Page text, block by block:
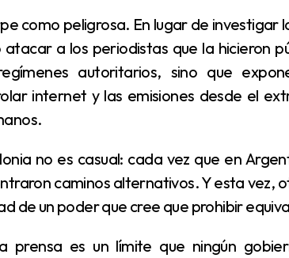
a los periodistas que la hicieron
autoritarios, sino que
internet y las emisiones desde el
caminos alternativos. Y esta vez,
de un poder que cree que prohibir